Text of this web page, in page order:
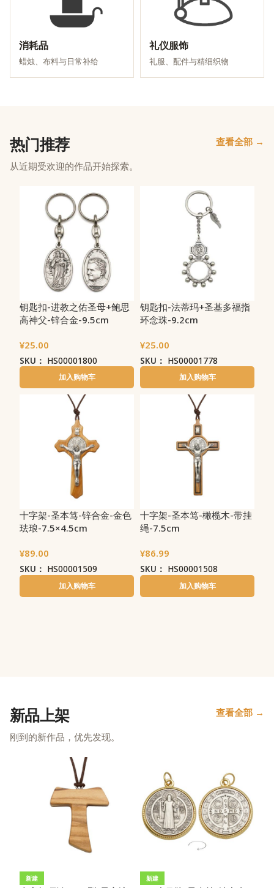
消耗品
蜡烛、布料与日常补给
礼仪服饰
礼服、配件与精细织物
热门推荐
从近期受欢迎的作品开始探索。
查看全部 →
钥匙扣-进教之佑圣母+鲍思
高神父-锌合金-9.5cm
¥25.00
SKU： HS00001800
加入购物车
钥匙扣-法蒂玛+圣基多福指
环念珠-9.2cm
¥25.00
SKU： HS00001778
加入购物车
十字架-圣本笃-锌合金-金色
珐琅-7.5×4.5cm
¥89.00
SKU： HS00001509
加入购物车
十字架-圣本笃-橄榄木-带挂
绳-7.5cm
¥86.99
SKU： HS00001508
加入购物车
新品上架
刚到的新作品，优先发现。
查看全部 →
新建 新建